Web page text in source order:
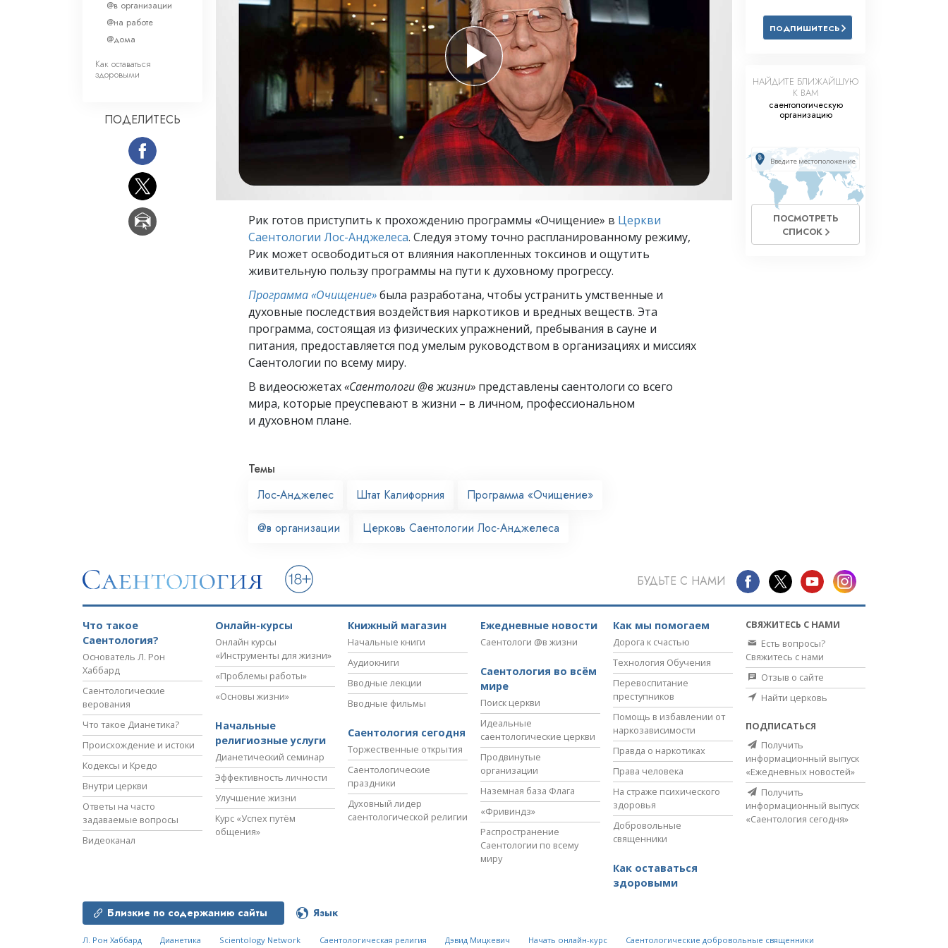
Что такое величие?
Решение проблемы наркотиков
Этика и состояния
Расследования
Основы организации
Основы связей с общественностью
Рик готов приступить к прохождению программы «Очищение» в Церкви
Саентологии Лос-Анджелеса. Следуя этому точно распланированному режиму,
Рик может освободиться от влияния накопленных токсинов и ощутить
живительную пользу программы на пути к духовному прогрессу.
Программа «Очищение»была разработана, чтобы устранить умственные и
духовные последствия воздействия наркотиков и вредных веществ. Эта
программа, состоящая из физических упражнений, пребывания в сауне и
питания, предоставляется под умелым руководством в организациях и миссиях
Саентологии по всему миру.
В видеосюжетах«Саентологи @в жизни» представлены саентологи со всего
мира, которые преуспевают в жизни – в личном, профессиональном
и духовном плане.
Темы
Лос‑Анджелес
Штат Калифорния Программа «Очищение»
@в организации Церковь Саентологии Лос-Анджелеса
@в организации
@на работе
@дома
Как оставаться
здоровыми
ПОДЕЛИТЕСЬ
ПОДПИШИТЕСЬ
НАЙДИТЕ БЛИЖАЙШУЮ
К ВАМ
саентологическую
организацию
ПОСМОТРЕТЬ
СПИСОК
БУДЬТЕ С НАМИ
Что такое
Саентология?
Основатель Л. Рон
Хаббард
Саентологические
верования
Что такое Дианетика?
Происхождение и истоки
Кодексы и Кредо
Внутри церкви
Ответы на часто
задаваемые вопросы
Видеоканал
Онлайн-курсы
Онлайн курсы
«Инструменты для жизни»
«Проблемы работы»
«Основы жизни»
Начальные
религиозные услуги
Дианетический семинар
Эффективность личности
Улучшение жизни
Курс «Успех путём
общения»
Книжный магазин
Начальные книги
Аудиокниги
Вводные лекции
Вводные фильмы
Саентология сегодня
Торжественные открытия
Саентологические
праздники
Духовный лидер
саентологической религии
Ежедневные новости
Саентологи @в жизни
Саентология во всём
мире
Поиск церкви
Идеальные
саентологические церкви
Продвинутые
организации
Наземная база Флага
«Фривиндз»
Распространение
Саентологии по всему
миру
Как мы помогаем
Дорога к счастью
Технология Обучения
Перевоспитание
преступников
Помощь в избавлении от
наркозависимости
Правда о наркотиках
Права человека
На страже психического
здоровья
Добровольные
священники
Как оставаться
здоровыми
СВЯЖИТЕСЬ С НАМИ
Есть вопросы?
Свяжитесь с нами
Отзыв о сайте
Найти церковь
ПОДПИСАТЬСЯ
Получить
информационный выпуск
«Ежедневных новостей»
Получить
информационный выпуск
«Саентология сегодня»
Близкие по содержанию сайты Язык
Л. Рон Хаббард Дианетика Scientology Network Саентологическая религия Дэвид Мицкевич Начать онлайн-курс Саентологические добровольные священники